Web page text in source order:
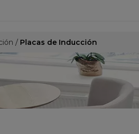
Placas de Inducción